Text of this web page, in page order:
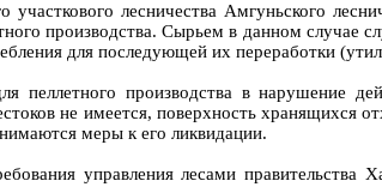
лесничества Амгуньского
производства. Сырьем в данном случае
для последующей их переработки
производства в нарушение
не имеется, поверхность хранящихся
меры к его ликвидации.
управления лесами